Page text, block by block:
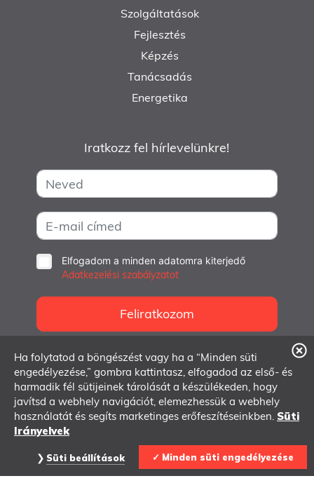
Szolgáltatások
Fejlesztés
Képzés
Tanácsadás
Energetika
Iratkozz fel hírlevelünkre!
Elfogadom a minden adatomra kiterjedő
Adatkezelési szabályzatot
Feliratkozom
info@dmlab.hu
1062 Budapest, Andrássy út 97.
May the data be with you
Adatkezelési szabályzat
Ha folytatod a böngészést vagy ha a “Minden süti
engedélyezése,” gombra kattintasz, elfogadod az első- és
harmadik fél sütijeinek tárolását a készülékeden, hogy
javítsd a webhely navigációt, elemezhessük a webhely
használatát és segíts marketinges erőfeszítéseinkben. Süti
Irányelvek
Minden süti engedélyezése
Süti beállítások